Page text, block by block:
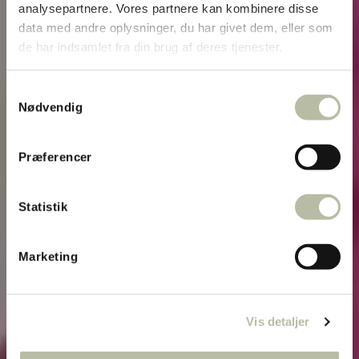
analysepartnere. Vores partnere kan kombinere disse
data med andre oplysninger, du har givet dem, eller som
de har indsamlet fra din brug af deres tjenester.
Nødvendig
Præferencer
Statistik
Marketing
Vis detaljer
PROFILE ELECTIVE
DANCE